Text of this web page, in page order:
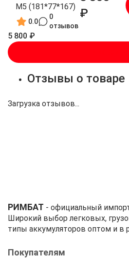
M5 (181*77*167)
0.0
0
отзывов
₽
5 800 ₽
Отзывы о товаре
Загрузка отзывов...
РИМБАТ - официальный
Широкий выбор легковых,
типы аккумуляторов оптом и в
Покупателям